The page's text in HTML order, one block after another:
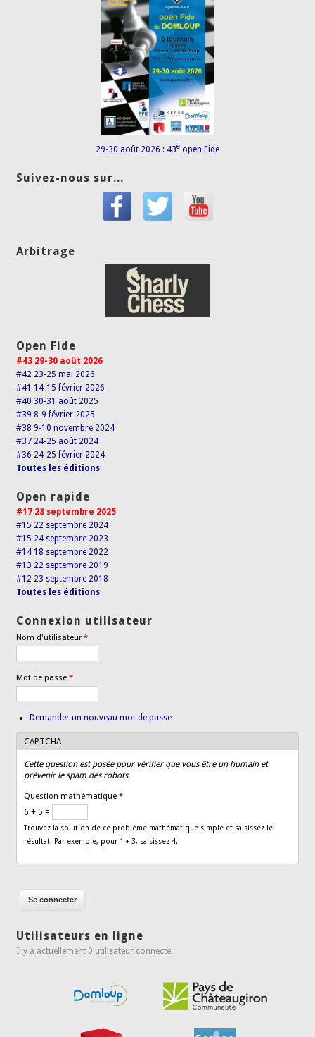
29-30 août 2026 : 43e open Fide
Suivez-nous sur...
Arbitrage
Open Fide
#43 29-30 août 2026
#42 23-25 mai 2026
#41 14-15 février 2026
#40 30-31 août 2025
#39 8-9 février 2025
#38 9-10 novembre 2024
#37 24-25 août 2024
#36 24-25 février 2024
Toutes les éditions
Open rapide
#17 28 septembre 2025
#15 22 septembre 2024
#15 24 septembre 2023
#14 18 septembre 2022
#13 22 septembre 2019
#12 23 septembre 2018
Toutes les éditions
Connexion utilisateur
Nom d'utilisateur*
Mot de passe*
Demander un nouveau mot de passe
CAPTCHA
Cette question est posée pour vérifier que vous être un humain et
prévenir le spam des robots.
Question mathématique*
6 + 5 =
Trouvez la solution de ce problème mathématique simple et saisissez le
résultat. Par exemple, pour 1 + 3, saisissez 4.
Utilisateurs en ligne
Il y a actuellement 0 utilisateur connecté.